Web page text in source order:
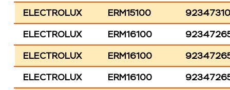
ELECTROLUX
ERM15100
ELECTROLUX
ERM16100
ELECTROLUX
ERM16100
ELECTROLUX
ERM16100